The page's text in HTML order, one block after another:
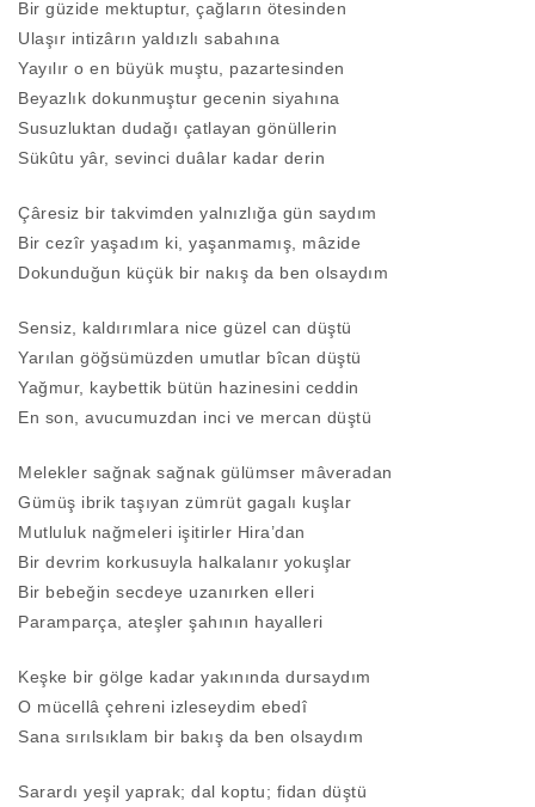
Bir güzide mektuptur, çağların ötesinden
Ulaşır intizârın yaldızlı sabahına
Yayılır o en büyük muştu, pazartesinden
Beyazlık dokunmuştur gecenin siyahına
Susuzluktan dudağı çatlayan gönüllerin
Sükûtu yâr, sevinci duâlar kadar derin
Çâresiz bir takvimden yalnızlığa gün saydım
Bir cezîr yaşadım ki, yaşanmamış, mâzide
Dokunduğun küçük bir nakış da ben olsaydım
Sensiz, kaldırımlara nice güzel can düştü
Yarılan göğsümüzden umutlar bîcan düştü
Yağmur, kaybettik bütün hazinesini ceddin
En son, avucumuzdan inci ve mercan düştü
Melekler sağnak sağnak gülümser mâveradan
Gümüş ibrik taşıyan zümrüt gagalı kuşlar
Mutluluk nağmeleri işitirler Hira’dan
Bir devrim korkusuyla halkalanır yokuşlar
Bir bebeğin secdeye uzanırken elleri
Paramparça, ateşler şahının hayalleri
Keşke bir gölge kadar yakınında dursaydım
O mücellâ çehreni izleseydim ebedî
Sana sırılsıklam bir bakış da ben olsaydım
Sarardı yeşil yaprak; dal koptu; fidan düştü